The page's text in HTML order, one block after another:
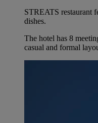
STREATS restaurant
dishes.
The hotel has 8
casual and formal